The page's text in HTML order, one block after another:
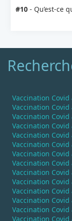
#10- Qu’est-ce
Vaccination
Vaccination Covid
Vaccination Covid
Vaccination
Vaccination
Vaccination
Vaccination
Vaccination Covid
Vaccination
Vaccination Covid
Vaccination Covid
Vaccination
Vaccination Covid
Vaccination